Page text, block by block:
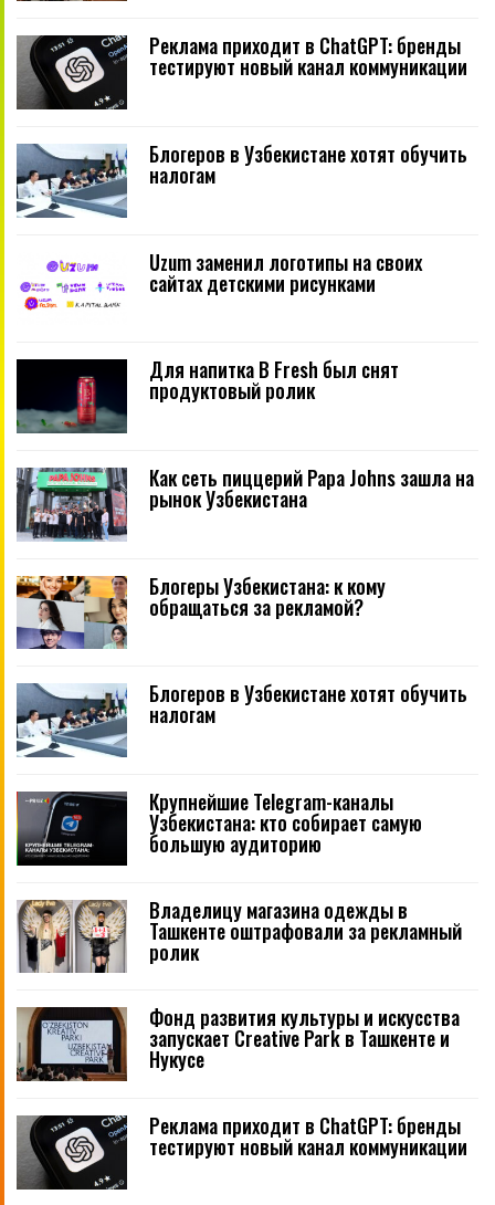
Реклама приходит в ChatGPT: бренды
тестируют новый канал коммуникации
Блогеров в Узбекистане хотят обучить
налогам
Uzum заменил логотипы на своих
сайтах детскими рисунками
Для напитка B Fresh был снят
продуктовый ролик
Как сеть пиццерий Papa Johns зашла на
рынок Узбекистана
Блогеры Узбекистана: к кому
обращаться за рекламой?
Блогеров в Узбекистане хотят обучить
налогам
Крупнейшие Telegram-каналы
Узбекистана: кто собирает самую
большую аудиторию
Владелицу магазина одежды в
Ташкенте оштрафовали за рекламный
ролик
Фонд развития культуры и искусства
запускает Creative Park в Ташкенте и
Нукусе
Реклама приходит в ChatGPT: бренды
тестируют новый канал коммуникации